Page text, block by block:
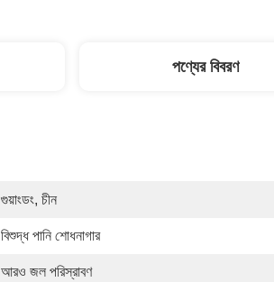
পণ্যের বিবরণ
গুয়াংডং, চীন
বিশুদ্ধ পানি শোধনাগার
আরও জল পরিস্রাবণ